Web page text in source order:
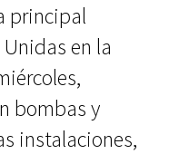
principal
en la
bombas y
instalaciones,